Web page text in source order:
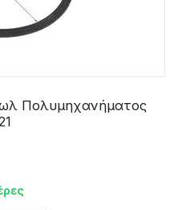
Πολυμηχανήματος